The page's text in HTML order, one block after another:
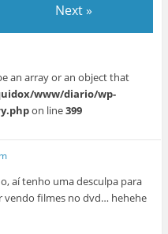
Next »
an array or an object that
www/diario/wp-
on line399
aí tenho uma desculpa para
vendo filmes no dvd… hehehe